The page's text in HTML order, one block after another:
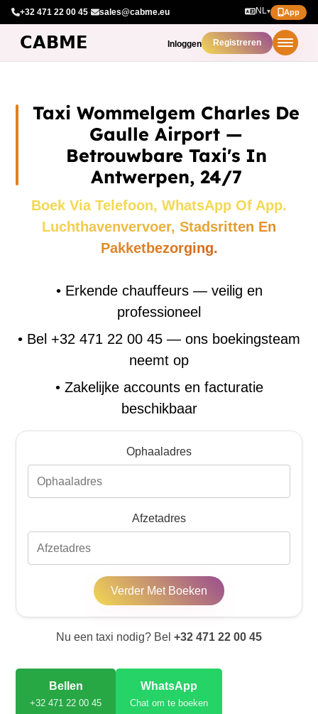
+32 471 22 00 45· sales@cabme.eu NL▾ App
Inloggen Registreren
Taxi Wommelgem Charles De
Gaulle Airport —
Betrouwbare Taxi's In
Antwerpen, 24/7
Boek Via Telefoon, WhatsApp Of App.
Luchthavenvervoer, Stadsritten En
Pakketbezorging.
• Erkende chauffeurs — veilig en
professioneel
• Bel +32 471 22 00 45 — ons boekingsteam
neemt op
• Zakelijke accounts en facturatie
beschikbaar
Ophaaladres
Afzetadres
Verder Met Boeken
Nu een taxi nodig? Bel +32 471 22 00 45
Bellen
+32 471 22 00 45
WhatsApp
Chat om te boeken